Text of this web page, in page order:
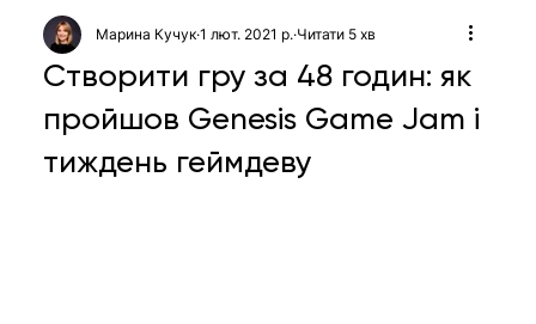
Створити гру за 48 годин: як
пройшов Genesis Game Jam і
тиждень геймдеву
Марина Кучук 1 лют. 2021 р. Читати 5 хв